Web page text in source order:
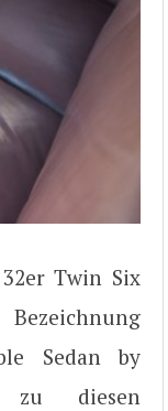
Twin Six
Sedan by
zu diesen